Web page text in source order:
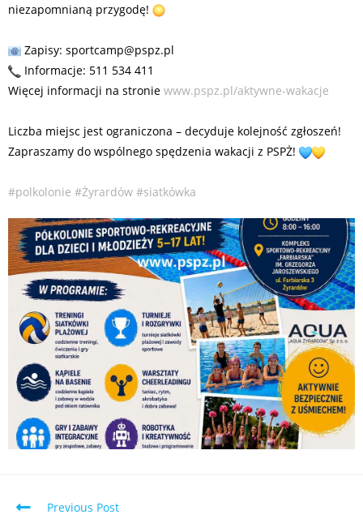
niezapomnianą przygodę!
Zapisy: sportcamp@pspz.pl
Informacje: 511 534 411
Więcej informacji na stronie www.pspz.pl/aktywne-wakacje
Liczba miejsc jest ograniczona – decyduje kolejność zgłoszeń!
Zapraszamy do wspólnego spędzenia wakacji z PSPŻ!
#polkolonie #Żyrardów #siatkówka
Previous Post